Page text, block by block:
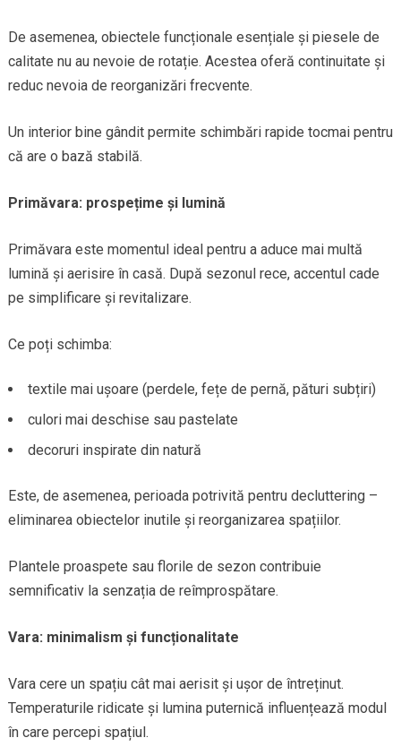
De asemenea, obiectele funcționale esențiale și piesele de
calitate nu au nevoie de rotație. Acestea oferă continuitate și
reduc nevoia de reorganizări frecvente.
Un interior bine gândit permite schimbări rapide tocmai pentru
că are o bază stabilă.
Primăvara: prospețime și lumină
Primăvara este momentul ideal pentru a aduce mai multă
lumină și aerisire în casă. După sezonul rece, accentul cade
pe simplificare și revitalizare.
Ce poți schimba:
textile mai ușoare (perdele, fețe de pernă, pături subțiri)
culori mai deschise sau pastelate
decoruri inspirate din natură
Este, de asemenea, perioada potrivită pentru decluttering –
eliminarea obiectelor inutile și reorganizarea spațiilor.
Plantele proaspete sau florile de sezon contribuie
semnificativ la senzația de reîmprospătare.
Vara: minimalism și funcționalitate
Vara cere un spațiu cât mai aerisit și ușor de întreținut.
Temperaturile ridicate și lumina puternică influențează modul
în care percepi spațiul.